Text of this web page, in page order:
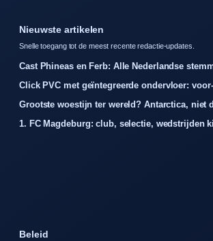
Nieuwste artikelen
Snelle toegang tot de meest recente redactie-updates.
Cast Phineas en Ferb: Alle Nederlandse
Click PVC met geïntegreerde ondervloer:
Grootste woestijn ter wereld? Antarctica, niet
1. FC Magdeburg: club, selectie, wedstrijden
Beleid